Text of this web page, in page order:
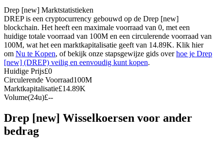
Futures met USDC als onderpand
Sluit je aan bij top traders
Drep [new] Marktstatistieken
DREP is een cryptocurrency gebouwd op de Drep [new]
blockchain. Het heeft een maximale voorraad van 0, met een
huidige totale voorraad van 100M en een circulerende voorraad van
100M, wat het een marktkapitalisatie geeft van 14.89K. Klik hier
om Nu te Kopen, of bekijk onze stapsgewijze gids overhoe je Drep
[new] (DREP) veilig en eenvoudig kunt kopen.
Huidige Prijs£0
Circulerende Voorraad100M
Marktkapitalisatie£14.89K
Volume(24u)£--
Drep [new] Wisselkoersen voor ander
bedrag